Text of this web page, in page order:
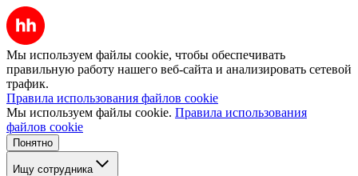
Мы используем файлы cookie, чтобы обеспечивать
правильную работу нашего веб-сайта и анализировать сетевой
трафик.
Правила использования файлов cookie
Мы используем файлы cookie. Правила использования
файлов cookie
Понятно
Ищу сотрудника